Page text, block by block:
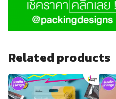
Related products